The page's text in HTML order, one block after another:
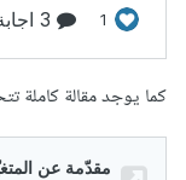
كما يوجد مقالة كاملة